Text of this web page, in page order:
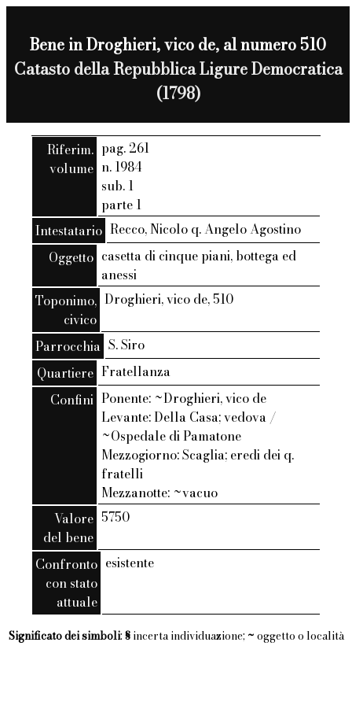
Bene in Droghieri, vico de, al numero 510
Catasto della Repubblica Ligure Democratica
(1798)
Riferim.
volume
pag. 261
n. 1984
sub. 1
parte 1
Intestatario Recco, Nicolo q. Angelo Agostino
Oggetto casetta di cinque piani, bottega ed
anessi
Toponimo,
civico
Droghieri, vico de, 510
Parrocchia S. Siro
Quartiere Fratellanza
Confini Ponente: ~Droghieri, vico de
Levante: Della Casa; vedova /
~Ospedale di Pamatone
Mezzogiorno: Scaglia; eredi dei q.
fratelli
Mezzanotte: ~vacuo
Valore
del bene
5750
Confronto
con stato
attuale
esistente
Significato dei simboli: §incerta individuazione; ~ oggetto o località